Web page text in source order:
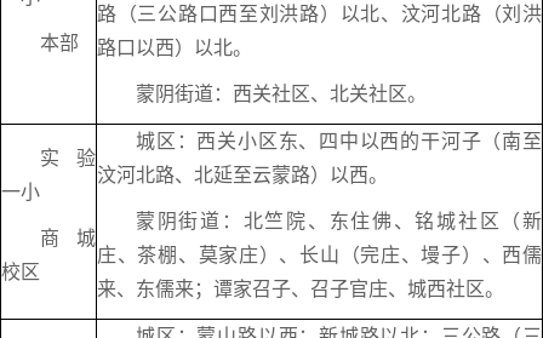
本部
路（三公路口西至刘洪路）以北、汶河北路（刘洪
路口以西）以北。
蒙阴街道：西关社区、北关社区。
实验
一小
商城
校区
城区：西关小区东、四中以西的干河子（南至
汶河北路、北延至云蒙路）以西。
蒙阴街道：北竺院、东住佛、铭城社区（新
庄、茶棚、莫家庄）、长山（完庄、墁子）、西儒
来、东儒来；谭家召子、召子官庄、城西社区。